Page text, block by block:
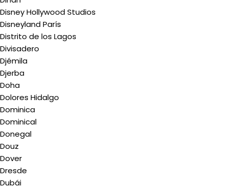
Disney Hollywood Studios
Disneyland París
Distrito de los Lagos
Divisadero
Djémila
Djerba
Doha
Dolores Hidalgo
Dominica
Dominical
Donegal
Douz
Dover
Dresde
Dubái